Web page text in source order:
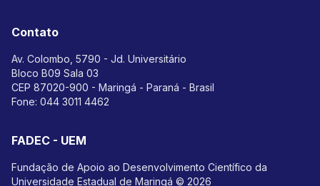
Contato
Av. Colombo, 5790 - Jd. Universitário
Bloco B09 Sala 03
CEP 87020-900 - Maringá - Paraná - Brasil
Fone: 044 3011 4462
FADEC - UEM
Fundação de Apoio ao Desenvolvimento Científico da
Universidade Estadual de Maringá © 2026